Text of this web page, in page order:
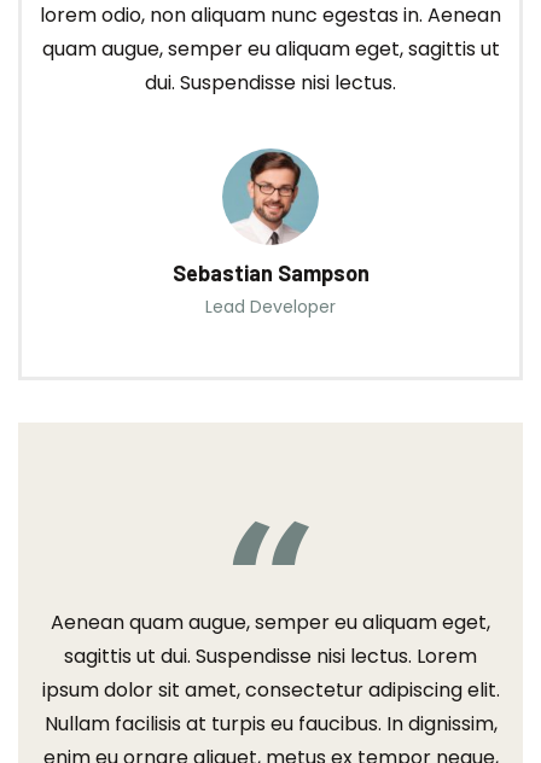
lorem odio, non aliquam nunc egestas in. Aenean
quam augue, semper eu aliquam eget, sagittis ut
dui. Suspendisse nisi lectus.
Sebastian Sampson
Lead Developer
Aenean quam augue, semper eu aliquam eget,
sagittis ut dui. Suspendisse nisi lectus. Lorem
ipsum dolor sit amet, consectetur adipiscing elit.
Nullam facilisis at turpis eu faucibus. In dignissim,